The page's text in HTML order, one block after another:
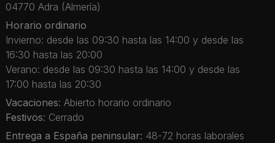
04770 Adra (Almería)
Horario ordinario
Invierno: desde las 09:30 hasta las 14:00 y desde las
16:30 hasta las 20:00
Verano: desde las 09:30 hasta las 14:00 y desde las
17:00 hasta las 20:30
Vacaciones: Abierto horario ordinario
Festivos: Cerrado
Entrega a España peninsular: 48-72 horas laborales